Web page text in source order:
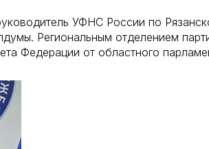
УФНС России по
Региональным отделением
Федерации от областного